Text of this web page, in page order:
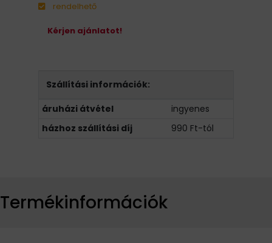
rendelhető
Kérjen ajánlatot!
Szállítási információk:
áruházi átvétel
ingyenes
házhoz szállítási díj
990 Ft-tól
Termékinformációk